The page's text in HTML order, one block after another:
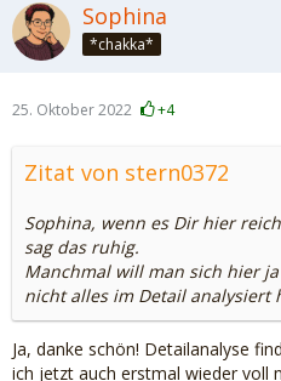
Sophina
*chakka*
25. Oktober 2022 +4
Zitat von stern0372
Sophina, wenn es Dir hier
sag das ruhig.
Manchmal will man sich hier
nicht alles im Detail analysiert
Ja, danke schön! Detailanalyse
ich jetzt auch erstmal wieder voll